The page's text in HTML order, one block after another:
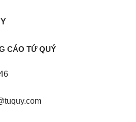
CÁO TỨ QUÝ